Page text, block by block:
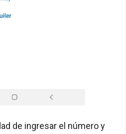
de ingresar el número y